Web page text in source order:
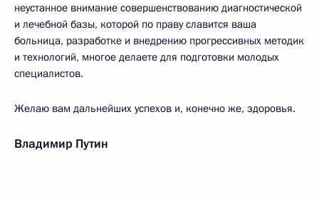
неустанное внимание совершенствованию диагностической
и лечебной базы, которой по праву славится ваша
больница, разработке и внедрению прогрессивных методик
и технологий, многое делаете для подготовки молодых
специалистов.
Желаю вам дальнейших успехов и, конечно же, здоровья.
Владимир Путин